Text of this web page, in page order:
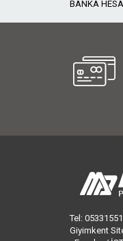
BANKA
Tel:
Giyimkent